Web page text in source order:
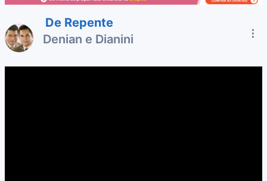
De Repente
Denian e Dianini